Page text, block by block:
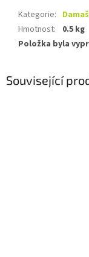
Kategorie:
Hmotnost:
0.5 kg
Položka byla
Související